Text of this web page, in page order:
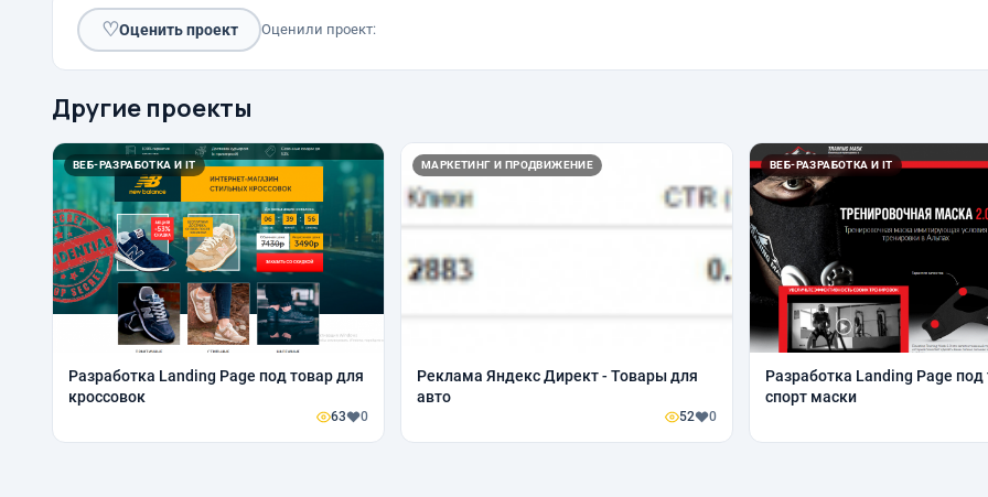
♡Оценить проект Оценили проект:
Другие проекты
ВЕБ-РАЗРАБОТКА И IT
Разработка Landing Page под товар для
кроссовок
63 0
МАРКЕТИНГ И ПРОДВИЖЕНИЕ
Реклама Яндекс Директ - Товары для
авто
52 0
ВЕБ-РАЗРАБОТКА И IT
Разработка Landing Page под
спорт маски